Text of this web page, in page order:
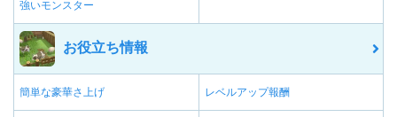
強いモンスター
お役立ち情報
簡単な豪華さ上げ レベルアップ報酬